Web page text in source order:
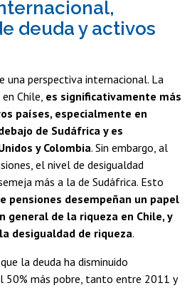
deuda y activos
una perspectiva internacional. La
Chile, es significativamente más
países, especialmente en
de Sudáfrica y es
y Colombia. Sin embargo, al
el nivel de desigualdad
más a la de Sudáfrica. Esto
pensiones desempeñan un papel
general de la riqueza en Chile, y
desigualdad de riqueza.
la deuda ha disminuido
50% más pobre, tanto entre 2011 y